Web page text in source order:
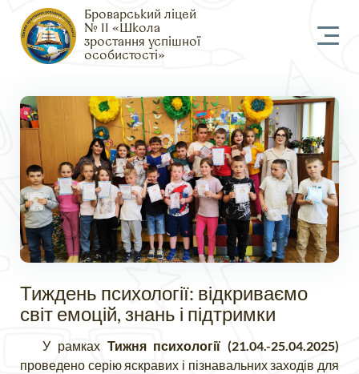
Броварський ліцей
№ 11 «Школа
зростання успішної
особистості»
Тиждень психології: відкриваємо
світ емоцій, знань і підтримки
У рамках Тижня психології (21.04.-25.04.2025)
проведено серію яскравих і пізнавальних заходів для